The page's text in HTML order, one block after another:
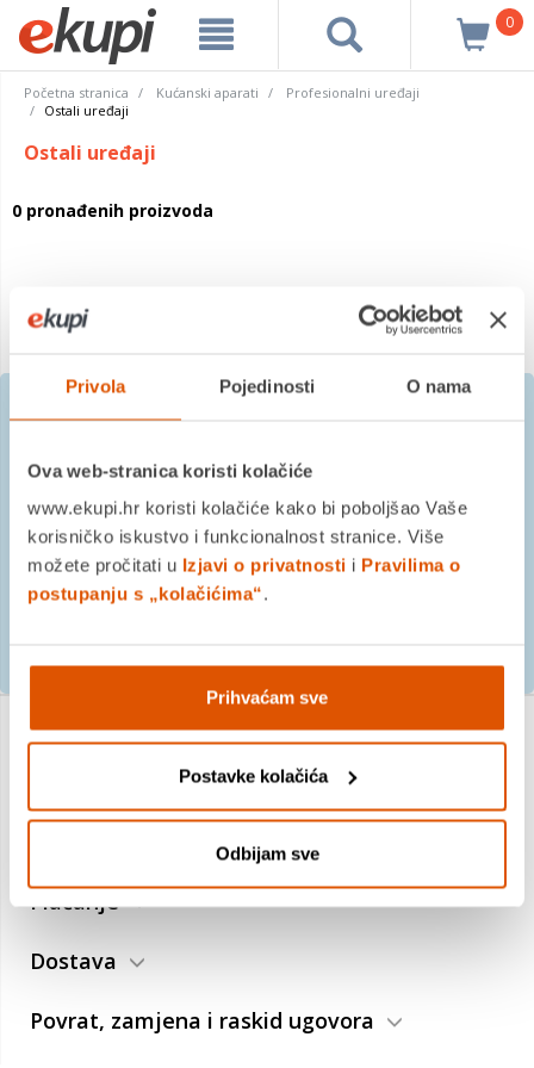
Privola Pojedinosti O nama
Ova web-stranica koristi kolačiće
www.ekupi.hr koristi kolačiće kako bi poboljšao Vaše
korisničko iskustvo i funkcionalnost stranice. Više
možete pročitati u Izjavi o privatnosti i Pravilima o
postupanju s „kolačićima“.
Prihvaćam sve
Postavke kolačića
Odbijam sve
0
Početna stranica Kućanski aparati
Profesionalni uređaji
Ostali uređaji
Ostali uređaji
0 pronađenih proizvoda
Prijavite se na besplatni
PRIJAVITE SE
Plaćanje
Dostava
Povrat, zamjena i raskid ugovora